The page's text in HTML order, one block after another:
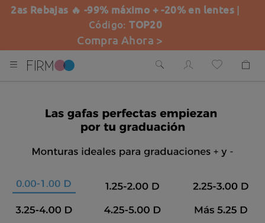
2as Rebajas 🔥 -99% máximo + -20% en lentes |
Código:TOP20
Compra Ahora >